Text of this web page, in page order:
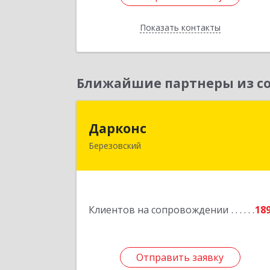
Показать контакты
Назад
Ближайшие партнеры из
Дарконс
Березовский
Клиентов на сопровождении
Отправить заявку
Отправить заявку